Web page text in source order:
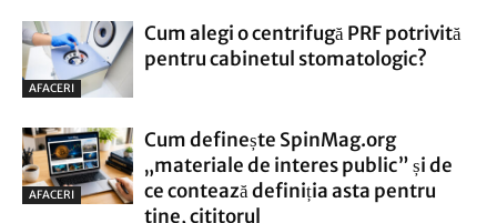
AFACERI
Cum alegi o centrifugă PRF potrivită
pentru cabinetul stomatologic?
AFACERI
Cum definește SpinMag.org
„materiale de interes public” și de
ce contează definiția asta pentru
tine, cititorul